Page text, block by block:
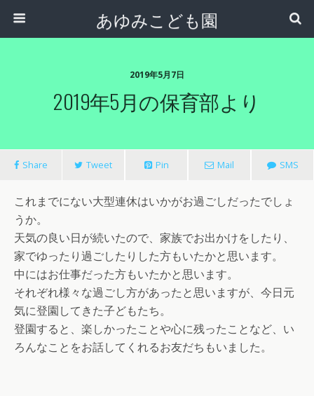
あゆみこども園
2019年5月7日
2019年5月の保育部より
Share Tweet Pin Mail SMS
これまでにない大型連休はいかがお過ごしだったでしょ
うか。
天気の良い日が続いたので、家族でお出かけをしたり、
家でゆったり過ごしたりした方もいたかと思います。
中にはお仕事だった方もいたかと思います。
それぞれ様々な過ごし方があったと思いますが、今日元
気に登園してきた子どもたち。
登園すると、楽しかったことや心に残ったことなど、い
ろんなことをお話してくれるお友だちもいました。